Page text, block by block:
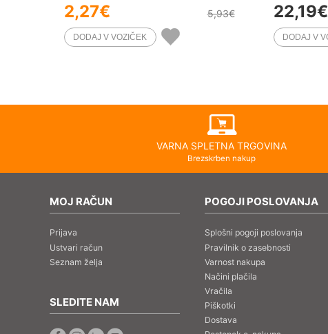
2,27€ 5,93€ 22,19€
VARNA SPLETNA TRGOVINA
Brezskrben nakup
MOJ RAČUN
Prijava
Ustvari račun
Seznam želja
SLEDITE NAM
POGOJI POSLOVANJA
Splošni pogoji poslovanja
Pravilnik o zasebnosti
Varnost nakupa
Načini plačila
Vračila
Piškotki
Dostava